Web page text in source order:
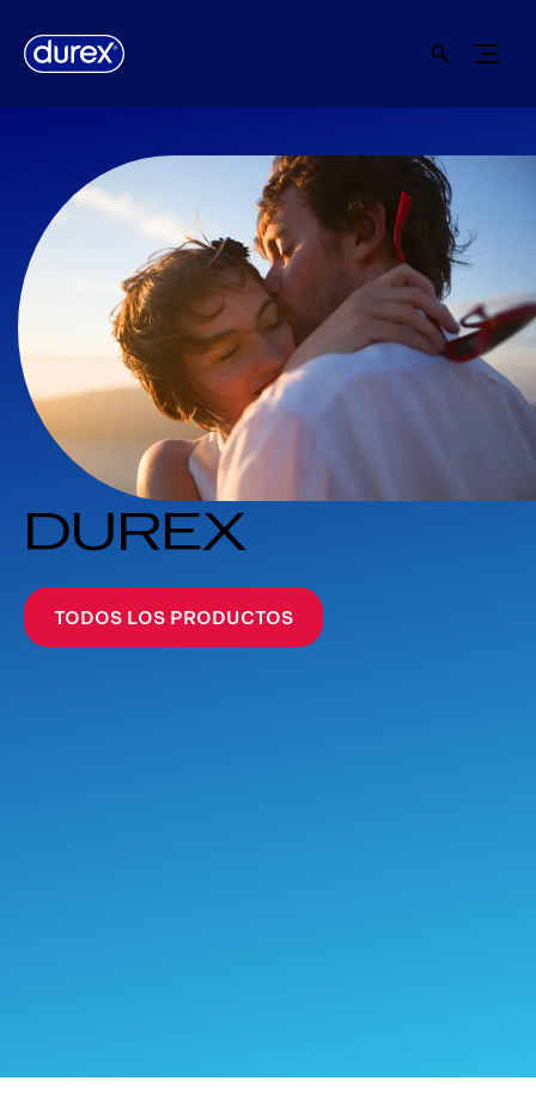
DUREX
TODOS LOS PRODUCTOS